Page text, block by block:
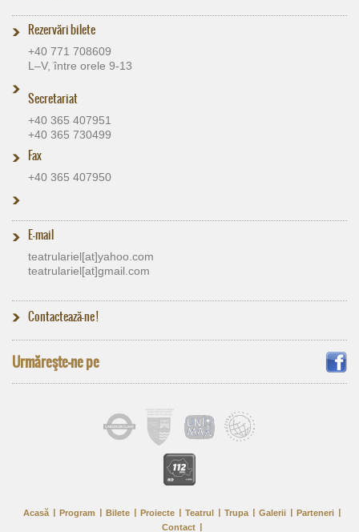
Rezervări bilete
+40 771 708609
L–V, între orele 9-13
Secretariat
+40 365 407951
+40 365 730499
Fax
+40 365 407950
E-mail
teatrulariel[at]​yahoo.com
teatrulariel[at]​gmail.com
Contactează-ne !
Urmăreşte-ne pe
Acasă Program Bilete Proiecte Teatrul Trupa Galerii
Parteneri
Contact